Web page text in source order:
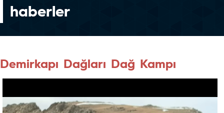
haberler
Demirkapı Dağları Dağ Kampı